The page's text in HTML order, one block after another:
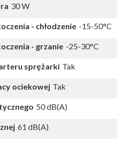
30 W
- chłodzenie -15-50°C
- grzanie -25-30°C
sprężarki Tak
ociekowej Tak
50 dB(A)
61 dB(A)